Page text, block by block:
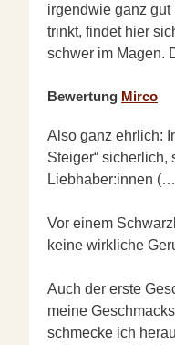
irgendwie ganz
trinkt, findet hier
schwer im Magen.
Bewertung Mirco
Also ganz ehrlich:
Steiger“
Liebhaber:innen
Vor einem
keine wirkliche
Auch der erste
meine
schmecke ich